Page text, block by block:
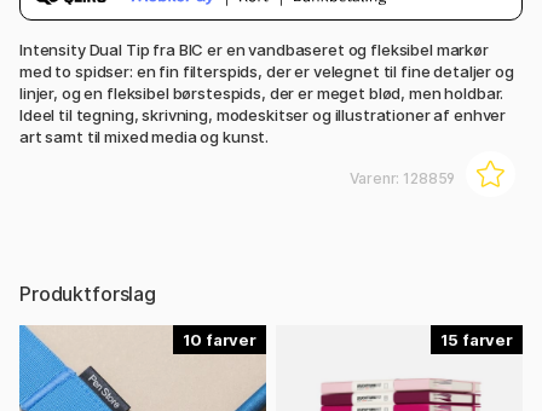
Intensity Dual Tip fra BIC er en vandbaseret og fleksibel markør
med to spidser: en fin filterspids, der er velegnet til fine detaljer og
linjer, og en fleksibel børstespids, der er meget blød, men holdbar.
Ideel til tegning, skrivning, modeskitser og illustrationer af enhver
art samt til mixed media og kunst.
Varenr: 128859
Produktforslag
10 15